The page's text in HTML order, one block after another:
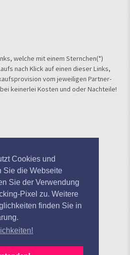
Cookies und
Sie die Webseite
Sie der Verwendung
Pixel zu. Weitere
finden Sie in
welche mit einem Sternchen(*)
nach Klick auf einen dieser Links,
vom jeweiligen Partner-
keinerlei Kosten und oder Nachteile!